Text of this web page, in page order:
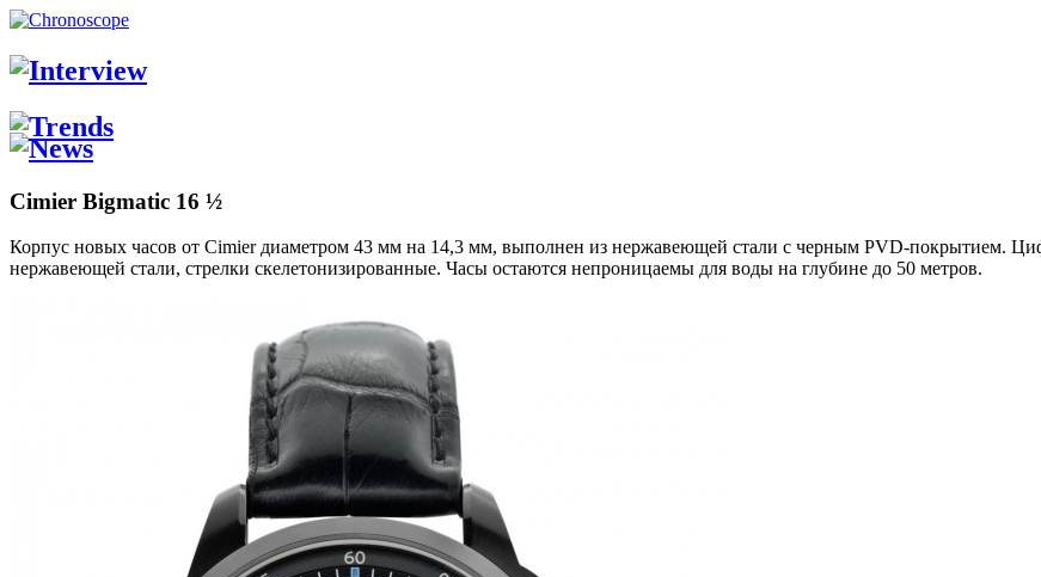
Cimier Bigmatic 16 ½
Корпус новых часов от Cimier диаметром 43 мм на 14,3 мм, выполнен из нержавеющей стали с черным PVD-покрытием.
нержавеющей стали, стрелки скелетонизированные. Часы остаются непроницаемы для воды на глубине до 50 метров.